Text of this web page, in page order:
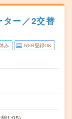
ー／2交替
み WEB登録OK